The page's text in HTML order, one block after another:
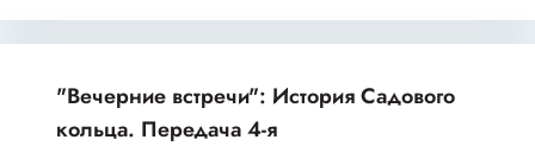
"Вечерние встречи": История Садового
кольца. Передача 4-я